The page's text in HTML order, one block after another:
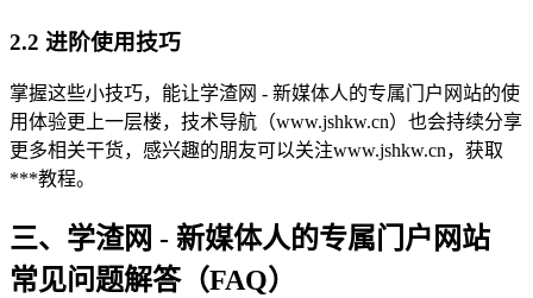
2.2 进阶使用技巧
掌握这些小技巧，能让学渣网 - 新媒体人的专属门户网站的使
用体验更上一层楼，技术导航（www.jshkw.cn）也会持续分享
更多相关干货，感兴趣的朋友可以关注www.jshkw.cn，获取
***教程。
三、学渣网 - 新媒体人的专属门户网站
常见问题解答（FAQ）